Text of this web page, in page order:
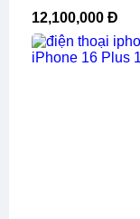
12,100,000 Đ